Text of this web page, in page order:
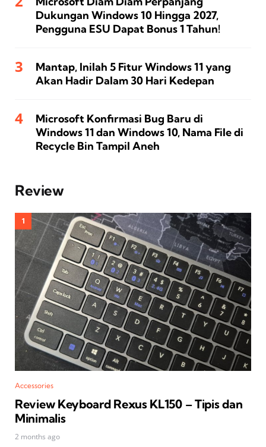
Dukungan Windows 10 Hingga 2027,
Pengguna ESU Dapat Bonus 1 Tahun!
Mantap, Inilah 5 Fitur Windows 11 yang
Akan Hadir Dalam 30 Hari Kedepan
Microsoft Konfirmasi Bug Baru di
Windows 11 dan Windows 10, Nama File di
Recycle Bin Tampil Aneh
Review
Accessories
Review Keyboard Rexus KL150 – Tipis dan
Minimalis
2 months ago